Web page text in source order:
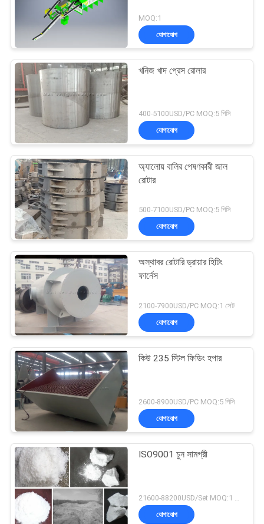
MOQ:1
যোগাযোগ
খনিজ খাদ প্রেস রোলার
400-5100USD/PC MOQ:5 পিসি
যোগাযোগ
অ্যালোয় বালির পেষণকারী জাল
রোটার
500-7100USD/PC MOQ:5 পিসি
যোগাযোগ
অস্থাবর রোটারি ড্রায়ার হিটিং
ফার্নেস
2100-7900USD/PC MOQ:1 সেট
যোগাযোগ
কিউ 235 স্টিল ফিডিং হপার
2600-8900USD/PC MOQ:5 পিসি
যোগাযোগ
ISO9001 চুন সামগ্রী
যোগাযোগ